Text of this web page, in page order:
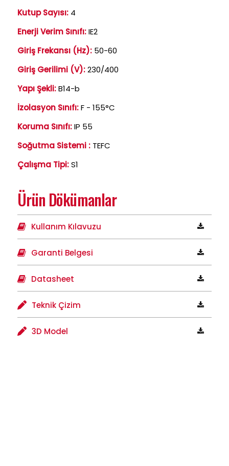
Kutup Sayısı: 4
Enerji Verim Sınıfı:IE2
Giriş Frekansı (Hz): 50-60
Giriş Gerilimi (V):230/400
Yapı Şekli:B14-b
İzolasyon Sınıfı:F - 155°C
Koruma Sınıfı:IP 55
Soğutma Sistemi : TEFC
Çalışma Tipi:S1
Ürün Dökümanlar
Kullanım Kılavuzu
Garanti Belgesi
Datasheet
Teknik Çizim
3D Model